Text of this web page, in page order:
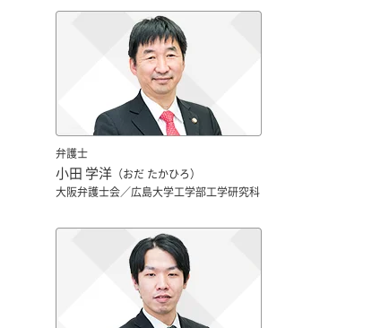
弁護士
小田 学洋 （おだ たかひろ）
大阪弁護士会／広島大学工学部工学研究科